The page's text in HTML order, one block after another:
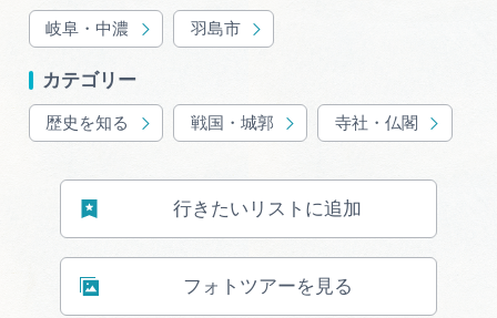
岐阜・中濃 羽島市
カテゴリー
歴史を知る 戦国・城郭 寺社・仏閣
行きたいリストに追加
フォトツアーを見る